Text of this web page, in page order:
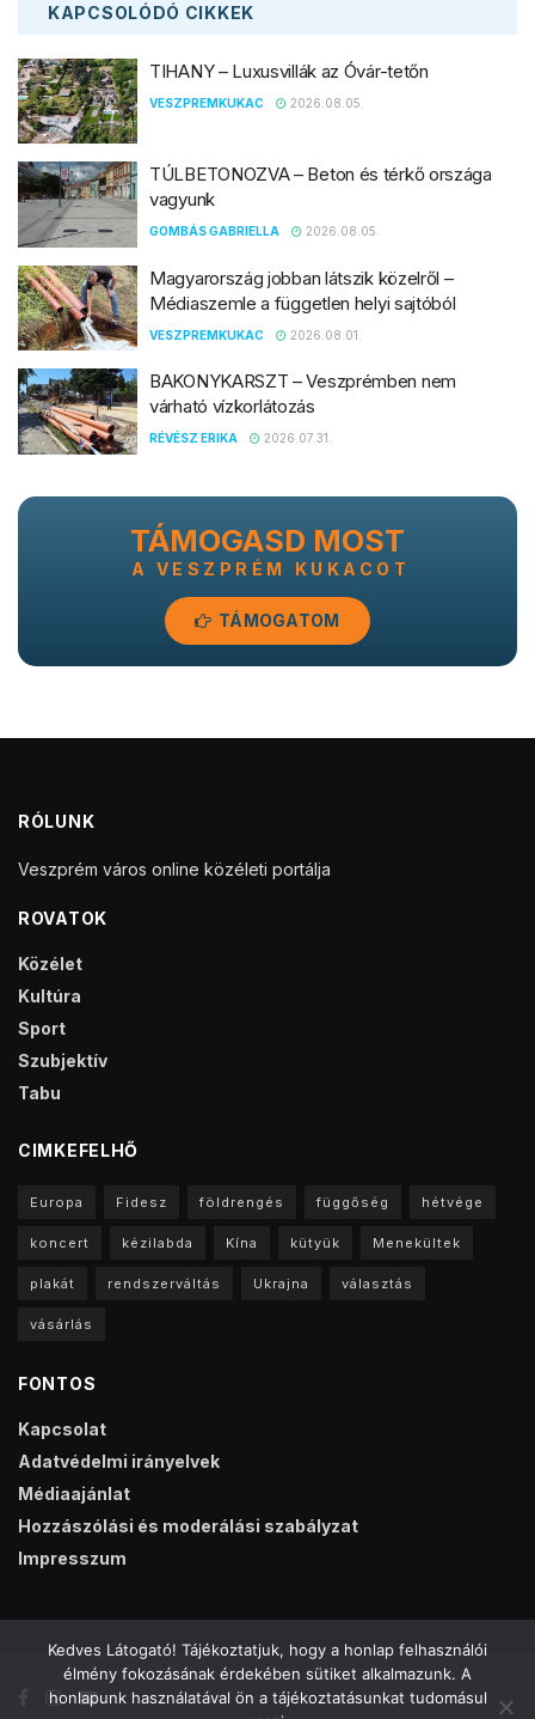
KAPCSOLÓDÓ CIKKEK
TIHANY – Luxusvillák az Óvár-tetőn
VESZPREMKUKAC 2026.08.05.
TÚLBETONOZVA – Beton és térkő országa
vagyunk
GOMBÁS GABRIELLA 2026.08.05.
Magyarország jobban látszik közelről –
Médiaszemle a független helyi sajtóból
VESZPREMKUKAC 2026.08.01.
BAKONYKARSZT – Veszprémben nem
várható vízkorlátozás
RÉVÉSZ ERIKA 2026.07.31.
TÁMOGASD MOST
A VESZPRÉM KUKACOT
TÁMOGATOM
RÓLUNK
Veszprém város online közéleti portálja
ROVATOK
Közélet
Kultúra
Sport
Szubjektív
Tabu
CIMKEFELHŐ
Europa Fidesz földrengés függőség hétvége
koncert kézilabda Kína kütyük Menekültek
plakát rendszerváltás Ukrajna választás
vásárlás
FONTOS
Kapcsolat
Adatvédelmi irányelvek
Médiaajánlat
Hozzászólási és moderálási szabályzat
Impresszum
Kedves Látogató! Tájékoztatjuk, hogy a honlap felhasználói
élmény fokozásának érdekében sütiket alkalmazunk. A
honlapunk használatával ön a tájékoztatásunkat tudomásul